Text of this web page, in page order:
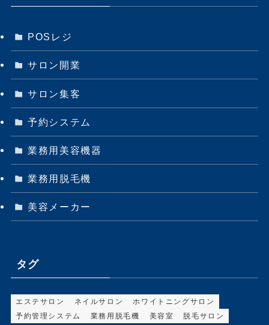
POSレジ
サロン開業
サロン集客
予約システム
業務用美容機器
業務用脱毛機
美容メーカー
タグ
エステサロン ネイルサロン
ホワイトニングサロン
予約管理システム
業務用脱毛機 美容室 脱毛サロン